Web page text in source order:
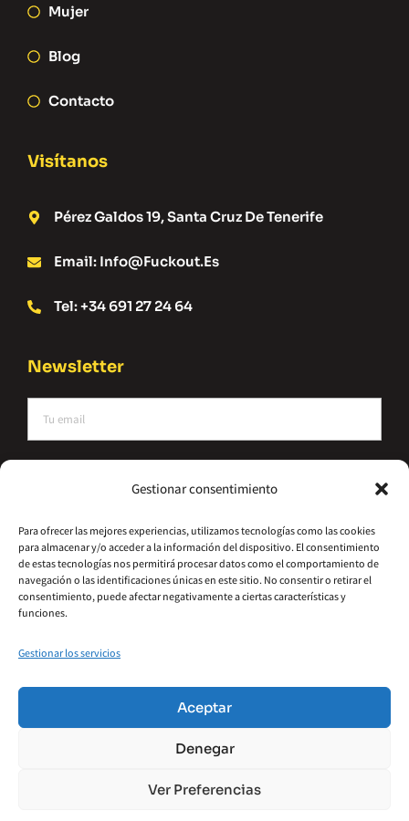
Gestionar consentimiento
Para ofrecer las mejores experiencias, utilizamos tecnologías como las cookies
para almacenar y/o acceder a la información del dispositivo. El consentimiento
de estas tecnologías nos permitirá procesar datos como el comportamiento de
navegación o las identificaciones únicas en este sitio. No consentir o retirar el
consentimiento, puede afectar negativamente a ciertas características y
funciones.
Gestionar los servicios
Aceptar
Denegar
Ver Preferencias
Mujer
Blog
Contacto
Visítanos
Pérez Galdos 19, Santa Cruz De Tenerife
Email: Info@fuckout.es
Tel: +34 691 27 24 64
Newsletter
Alternative:
©2026 – Hydrometal Canarias SL
Política De CookiesAccesibilidad
Términos Y Condiciones